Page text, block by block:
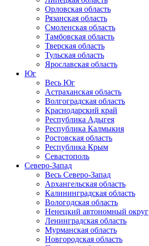
Орловская область
Рязанская область
Смоленская область
Тамбовская область
Тверская область
Тульская область
Ярославская область
Юг
Весь Юг
Астраханская область
Волгоградская область
Краснодарский край
Республика Адыгея
Республика Калмыкия
Ростовская область
Республика Крым
Севастополь
Северо-Запад
Весь Северо-Запад
Архангельская область
Калининградская область
Вологодская область
Ненецкий автономный округ
Ленинградская область
Мурманская область
Новгородская область